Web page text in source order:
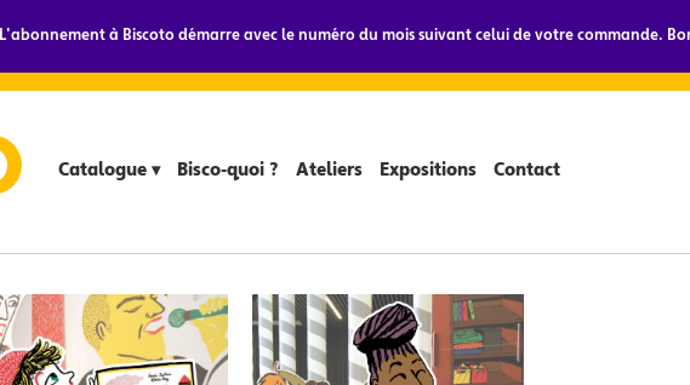
L'abonnement à Biscoto démarre avec le numéro du mois suivant celui de votre commande.
Catalogue ▾ Bisco-quoi ? Ateliers Expositions Contact